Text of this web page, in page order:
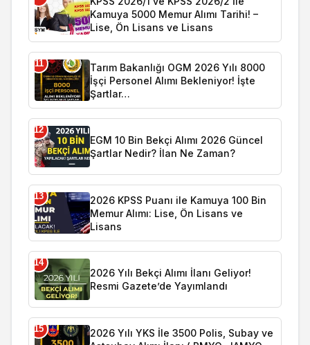
Kamuya 5000 Memur Alımı Tarihi! –
Lise, Ön Lisans ve Lisans
11
Tarım Bakanlığı OGM 2026 Yılı 8000
İşçi Personel Alımı Bekleniyor! İşte
Şartlar…
12
EGM 10 Bin Bekçi Alımı 2026 Güncel
Şartlar Nedir? İlan Ne Zaman?
13
2026 KPSS Puanı ile Kamuya 100 Bin
Memur Alımı: Lise, Ön Lisans ve
Lisans
14
2026 Yılı Bekçi Alımı İlanı Geliyor!
Resmi Gazete’de Yayımlandı
15
2026 Yılı YKS İle 3500 Polis, Subay ve